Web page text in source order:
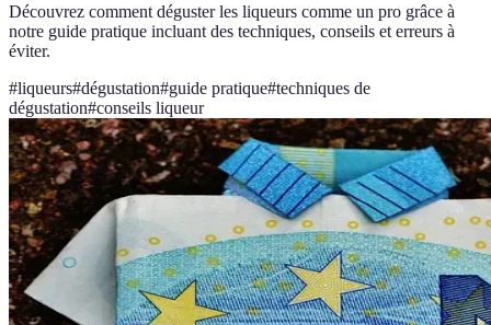
Découvrez comment déguster les liqueurs comme un pro grâce à
notre guide pratique incluant des techniques, conseils et erreurs à
éviter.
#liqueurs#dégustation#guide pratique#techniques de
dégustation#conseils liqueur